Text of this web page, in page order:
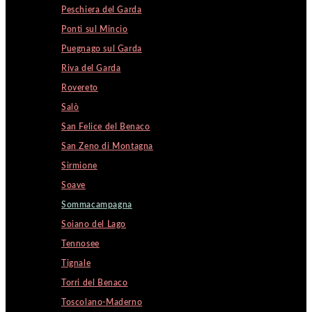
Peschiera del Garda
Ponti sul Mincio
Puegnago sul Garda
Riva del Garda
Rovereto
Salò
San Felice del Benaco
San Zeno di Montagna
Sirmione
Soave
Sommacampagna
Soiano del Lago
Tennosee
Tignale
Torri del Benaco
Toscolano-Maderno